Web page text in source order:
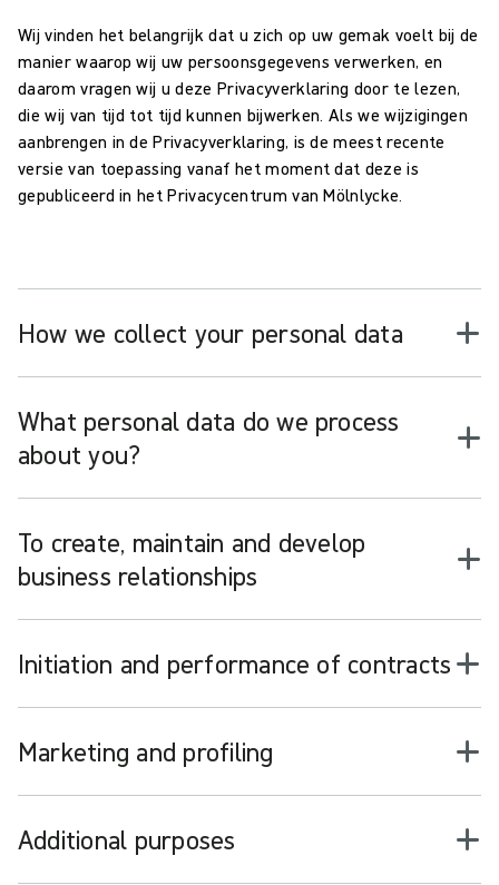
Wij vinden het belangrijk dat u zich op uw gemak voelt bij de
manier waarop wij uw persoonsgegevens verwerken, en
daarom vragen wij u deze Privacyverklaring door te lezen,
die wij van tijd tot tijd kunnen bijwerken. Als we wijzigingen
aanbrengen in de Privacyverklaring, is de meest recente
versie van toepassing vanaf het moment dat deze is
gepubliceerd in het Privacycentrum van Mölnlycke.
How we collect your personal data
What personal data do we process
about you?
To create, maintain and develop
business relationships
Initiation and performance of contracts
Marketing and profiling
Additional purposes